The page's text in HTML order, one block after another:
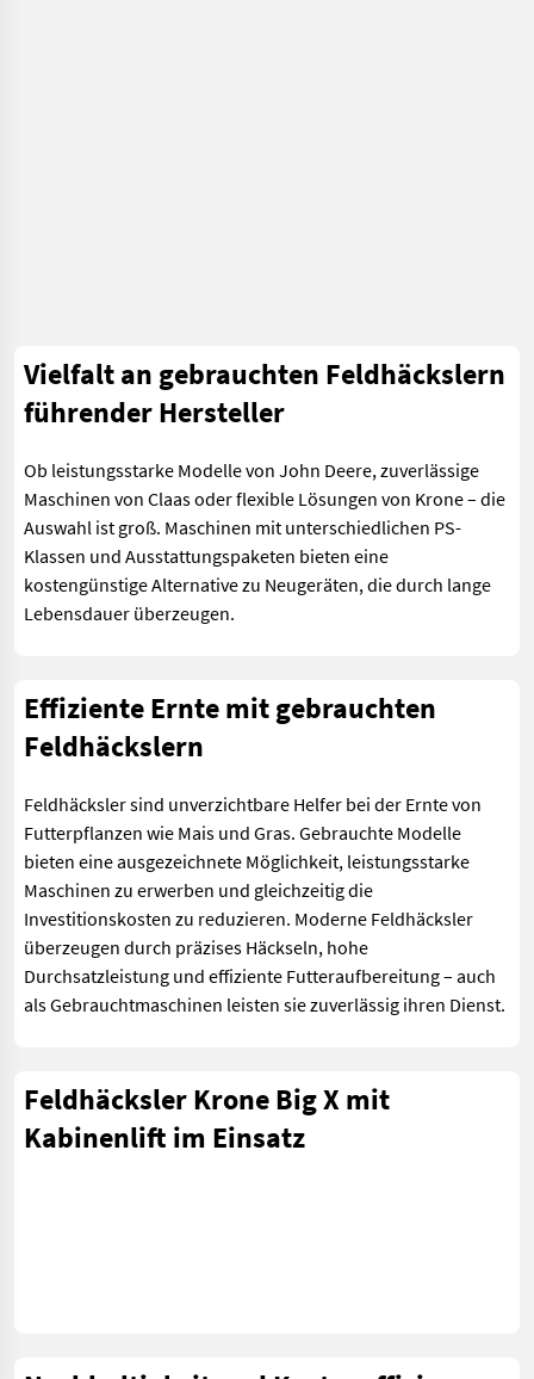
Vielfalt an gebrauchten Feldhäckslern
führender Hersteller
Ob leistungsstarke Modelle von John Deere, zuverlässige
Maschinen von Claas oder flexible Lösungen von Krone – die
Auswahl ist groß. Maschinen mit unterschiedlichen PS-
Klassen und Ausstattungspaketen bieten eine
kostengünstige Alternative zu Neugeräten, die durch lange
Lebensdauer überzeugen.
Effiziente Ernte mit gebrauchten
Feldhäckslern
Feldhäcksler sind unverzichtbare Helfer bei der Ernte von
Futterpflanzen wie Mais und Gras. Gebrauchte Modelle
bieten eine ausgezeichnete Möglichkeit, leistungsstarke
Maschinen zu erwerben und gleichzeitig die
Investitionskosten zu reduzieren. Moderne Feldhäcksler
überzeugen durch präzises Häckseln, hohe
Durchsatzleistung und effiziente Futteraufbereitung – auch
als Gebrauchtmaschinen leisten sie zuverlässig ihren Dienst.
Feldhäcksler Krone Big X mit
Kabinenlift im Einsatz